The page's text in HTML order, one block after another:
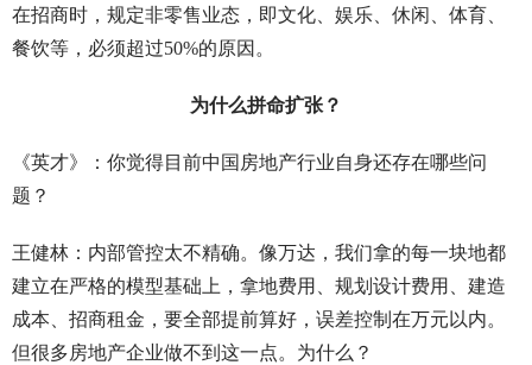
在招商时，规定非零售业态，即文化、娱乐、休闲、体育、
餐饮等，必须超过50%的原因。
为什么拼命扩张？
《英才》：你觉得目前中国房地产行业自身还存在哪些问
题？
王健林：内部管控太不精确。像万达，我们拿的每一块地都
建立在严格的模型基础上，拿地费用、规划设计费用、建造
成本、招商租金，要全部提前算好，误差控制在万元以内。
但很多房地产企业做不到这一点。为什么？